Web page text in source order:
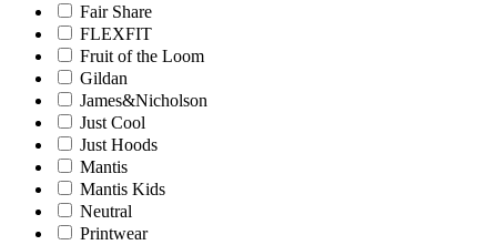
Fair Share
FLEXFIT
Fruit of the Loom
Gildan
James&Nicholson
Just Cool
Just Hoods
Mantis
Mantis Kids
Neutral
Printwear